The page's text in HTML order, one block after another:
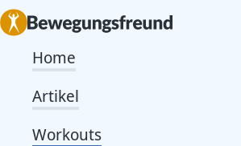
Home
Artikel
Workouts
Unterarm-Workout
Caro